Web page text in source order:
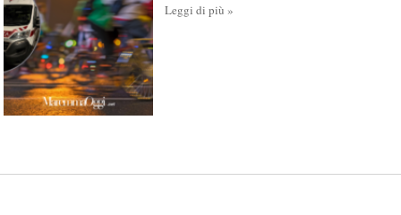
Leggi di più »